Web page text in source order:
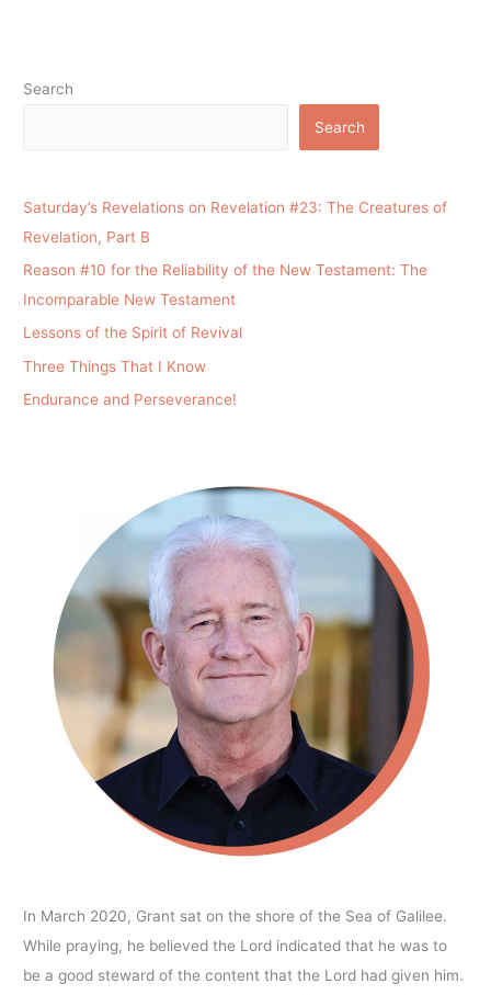
Search
Search
Saturday’s Revelations on Revelation #23: The Creatures of
Revelation, Part B
Reason #10 for the Reliability of the New Testament: The
Incomparable New Testament
Lessons of the Spirit of Revival
Three Things That I Know
Endurance and Perseverance!
In March 2020, Grant sat on the shore of the Sea of Galilee.
While praying, he believed the Lord indicated that he was to
be a good steward of the content that the Lord had given him.